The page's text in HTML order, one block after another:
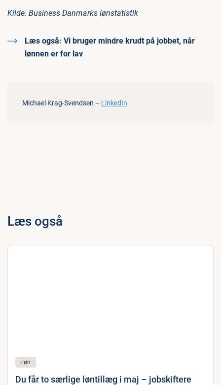
Kilde: Business Danmarks lønstatistik
Læs også: Vi bruger mindre krudt på jobbet, når
lønnen er for lav
Michael Krag-Svendsen – LinkedIn
Læs også
Løn
Du får to særlige løntillæg i maj – jobskiftere